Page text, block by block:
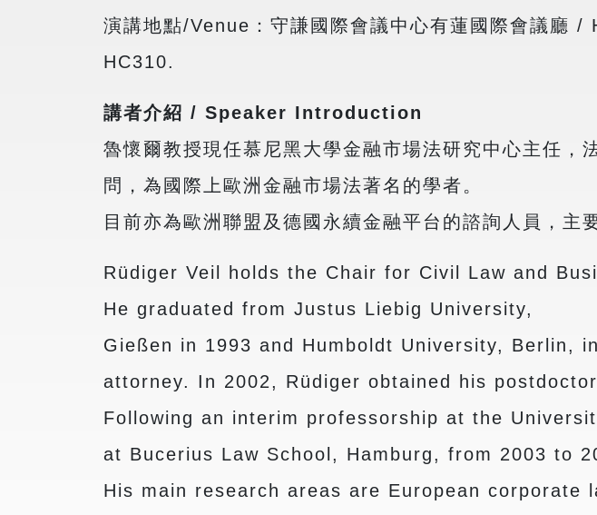
演講地點/Venue：守謙國際會議中心有蓮國際會議
HC310.
講者介紹 / Speaker Introduction
魯懷爾教授現任慕尼黑大學金融市場法研究中心主任，
問，為國際上歐洲金融市場法著名的學者。
目前亦為歐洲聯盟及德國永續金融平台的諮詢人員，主
Rüdiger Veil holds the Chair for Civil Law and
He graduated from Justus Liebig University,
Gießen in 1993 and Humboldt University, Berlin,
attorney. In 2002, Rüdiger obtained his
Following an interim professorship at the
at Bucerius Law School, Hamburg, from 2003 to
His main research areas are European corporate